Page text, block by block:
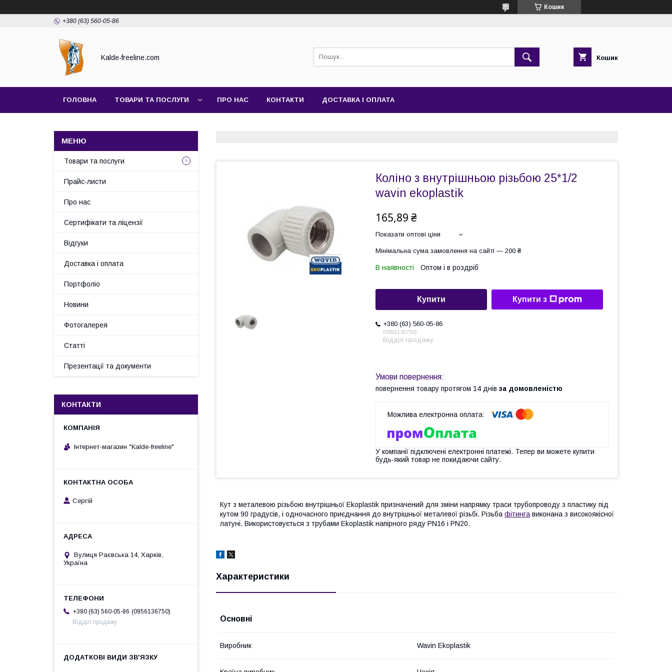
Кошик
+380 (63) 560-05-86
Kalde-freeline.com Кошик
ГОЛОВНА ТОВАРИ ТА ПОСЛУГИ ПРО НАС КОНТАКТИ ДОСТАВКА І ОПЛАТА
Коліно з внутрішньою різьбою 25*1/2
wavin ekoplastik
165,89 ₴
Показати оптові ціни
Мінімальна сума замовлення на сайті — 200 ₴
В наявності Оптом і в роздріб
Купити Купити з
+380 (63) 560-05-86
0956136750
Відділ продажу
повернення товару протягом 14 днів за домовленістю
У компанії підключені електронні платежі. Тепер ви можете купити
будь-який товар не покидаючи сайту.
Кут з металевою різьбою внутрішньої Ekoplastik призначений для зміни напрямку траси трубопроводу з пластику під
кутом 90 градусів, і одночасного приєднання до внутрішньої металевої різьбі. Різьба фітинга виконана з високоякісної
латуні. Використовується з трубами Ekoplastik напірного ряду PN16 і PN20.
Характеристики
Основні
Виробник Wavin Ekoplastik
Товари та послуги
Прайс-листи
Про нас
Сертифікати та ліцензії
Відгуки
Доставка і оплата
Портфоліо
Новини
Фотогалерея
Статті
Презентації та документи
КОНТАКТИ
Інтернет-магазин "Kalde-freeline"
Сергій
Вулиця Раєвська 14, Харків,
Україна
+380 (63) 560-05-86
0956136750
Відділ продажу